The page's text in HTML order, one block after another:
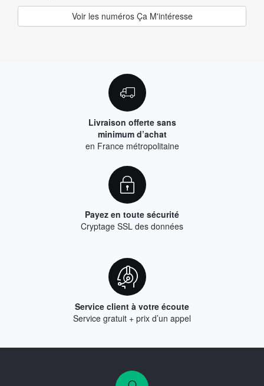
Voir les numéros Ça M'intéresse
Livraison offerte sans
minimum d’achat
en France métropolitaine
Payez en toute sécurité
Cryptage SSL des données
Service client à votre écoute
Service gratuit + prix d’un appel